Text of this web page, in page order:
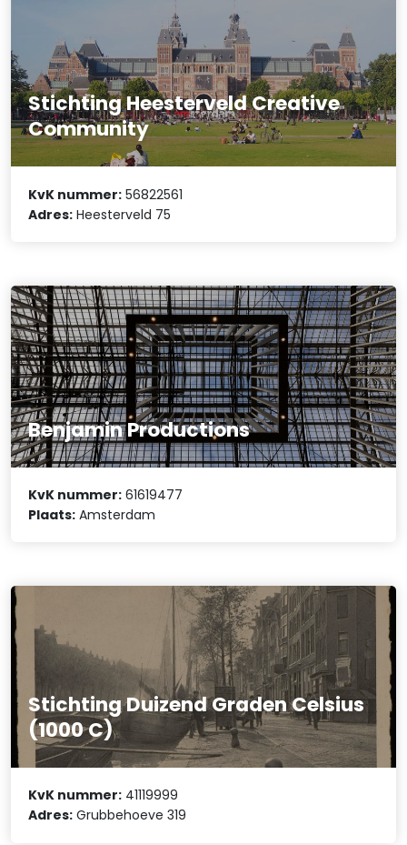
Stichting Heesterveld Creative
Community
KvK nummer: 56822561
Adres: Heesterveld 75
Benjamin Productions
KvK nummer: 61619477
Plaats: Amsterdam
Stichting Duizend Graden Celsius
(1000 C)
KvK nummer: 41119999
Adres: Grubbehoeve 319